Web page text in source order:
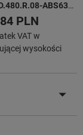
ABS63
-
PLN
VAT w
wysokości